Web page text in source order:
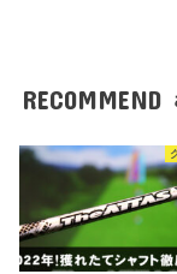
RECOMMEND